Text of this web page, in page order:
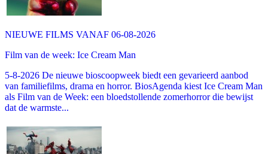
NIEUWE FILMS VANAF 06-08-2026
Film van de week: Ice Cream Man
5-8-2026 De nieuwe bioscoopweek biedt een gevarieerd aanbod
van familiefilms, drama en horror. BiosAgenda kiest Ice Cream Man
als Film van de Week: een bloedstollende zomerhorror die bewijst
dat de warmste...